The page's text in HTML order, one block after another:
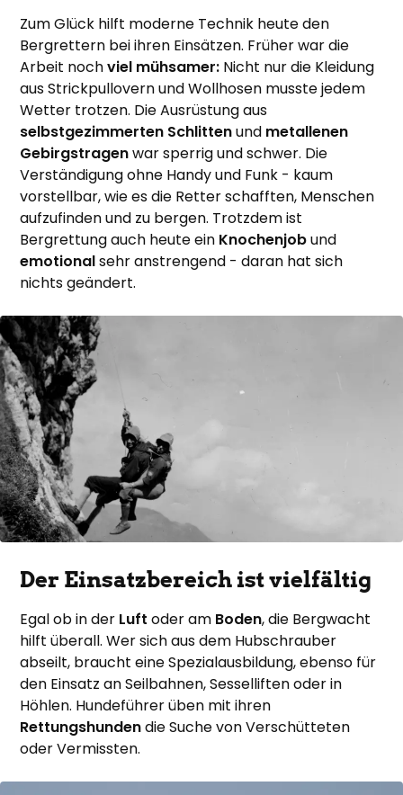
Zum Glück hilft moderne Technik heute den
Bergrettern bei ihren Einsätzen. Früher war die
Arbeit nochviel mühsamer: Nicht nur die Kleidung
aus Strickpullovern und Wollhosen musste jedem
Wetter trotzen. Die Ausrüstung aus
selbstgezimmerten Schlittenund metallenen
Gebirgstragenwar sperrig und schwer. Die
Verständigung ohne Handy und Funk - kaum
vorstellbar, wie es die Retter schafften, Menschen
aufzufinden und zu bergen. Trotzdem ist
Bergrettung auch heute ein Knochenjobund
emotionalsehr anstrengend - daran hat sich
nichts geändert.
Der Einsatzbereich ist vielfältig
Egal ob in der Luftoder am Boden, die Bergwacht
hilft überall. Wer sich aus dem Hubschrauber
abseilt, braucht eine Spezialausbildung, ebenso für
den Einsatz an Seilbahnen, Sesselliften oder in
Höhlen. Hundeführer üben mit ihren
Rettungshundendie Suche von Verschütteten
oder Vermissten.